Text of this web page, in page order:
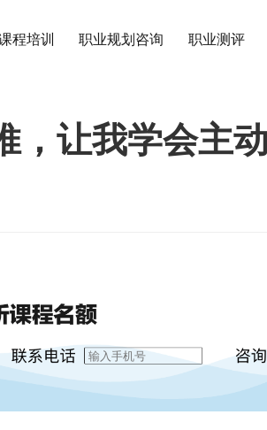
程培训 职业规划咨询 职业测评
，让我学会主